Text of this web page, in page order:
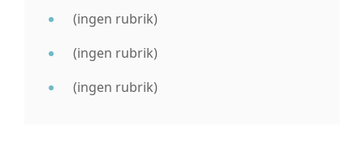
(ingen rubrik)
(ingen rubrik)
(ingen rubrik)